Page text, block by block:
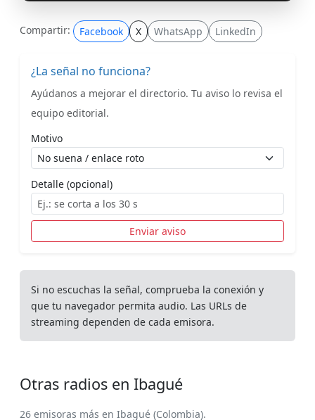
Compartir: Facebook X WhatsApp LinkedIn
¿La señal no funciona?
Ayúdanos a mejorar el directorio. Tu aviso lo revisa el
equipo editorial.
Motivo
Detalle (opcional)
Enviar aviso
Si no escuchas la señal, comprueba la conexión y
que tu navegador permita audio. Las URLs de
streaming dependen de cada emisora.
Otras radios en Ibagué
26 emisoras más en Ibagué (Colombia).